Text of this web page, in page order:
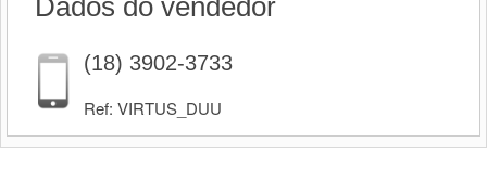
Dados do vendedor
(18) 3902-3733
Ref: VIRTUS_DUU